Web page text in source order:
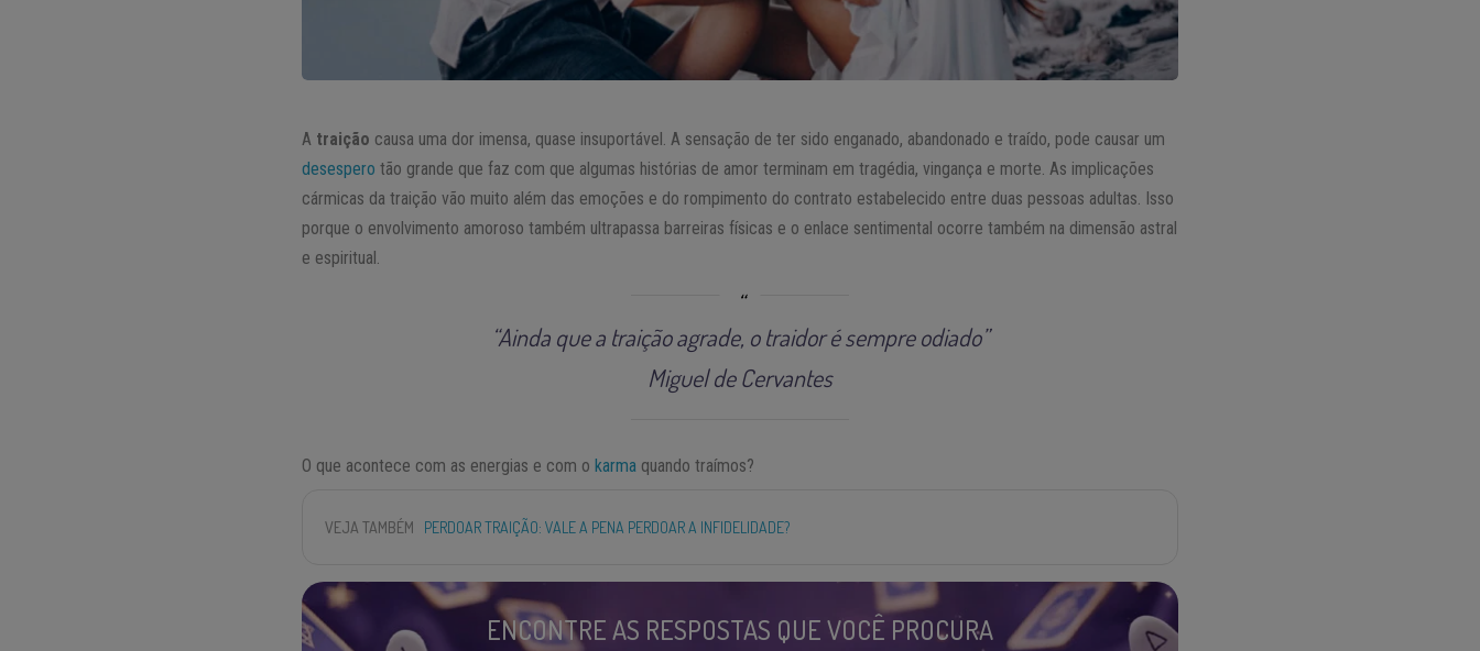
A traição causa uma dor imensa, quase insuportável. A sensação de ter sido enganado, abandonado e traído, pode causar um
desespero tão grande que faz com que algumas histórias de amor terminam em tragédia, vingança e morte. As implicações
cármicas da traição vão muito além das emoções e do rompimento do contrato estabelecido entre duas pessoas adultas. Isso
porque o envolvimento amoroso também ultrapassa barreiras físicas e o enlace sentimental ocorre também na dimensão astral
e espiritual.
“Ainda que a traição agrade, o traidor é sempre odiado”
Miguel de Cervantes
O que acontece com as energias e com o karma quando traímos?
VEJA TAMBÉM PERDOAR TRAIÇÃO: VALE A PENA PERDOAR A INFIDELIDADE?
ENCONTRE AS RESPOSTAS QUE VOCÊ PROCURA